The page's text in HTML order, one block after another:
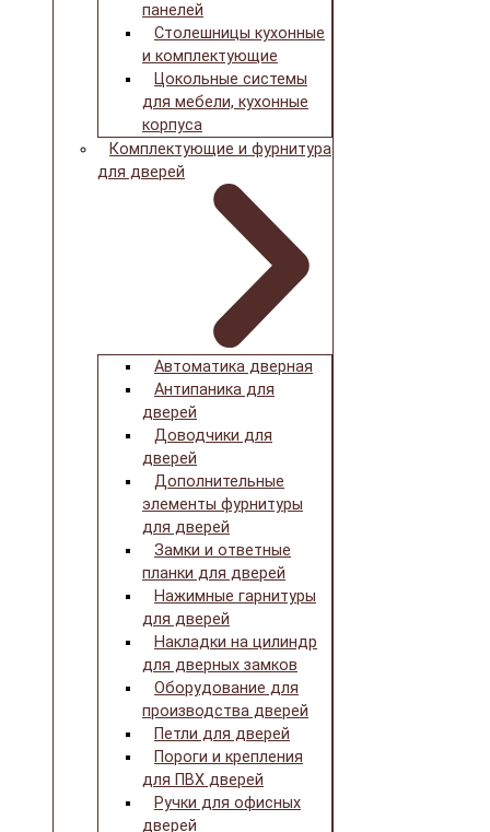
панелей
Столешницы кухонные
и комплектующие
Цокольные системы
для мебели, кухонные
корпуса
Комплектующие и фурнитура
для дверей
Автоматика дверная
Антипаника для
дверей
Доводчики для
дверей
Дополнительные
элементы фурнитуры
для дверей
Замки и ответные
планки для дверей
Нажимные гарнитуры
для дверей
Накладки на цилиндр
для дверных замков
Оборудование для
производства дверей
Петли для дверей
Пороги и крепления
для ПВХ дверей
Ручки для офисных
дверей